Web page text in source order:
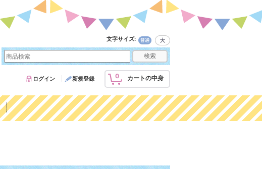
文字サイズ:
0 カートの中身
ログイン 新規登録